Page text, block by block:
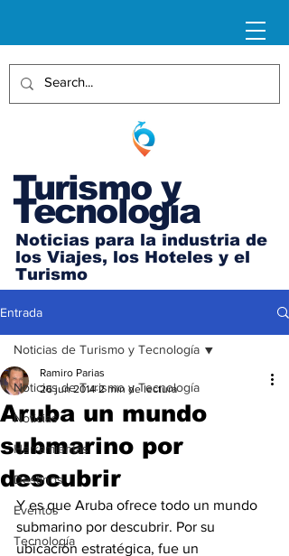
Turismo y
Tecnología
Noticias para la industria de
los Viajes, los Hoteles y el
Turismo
Entrada
Noticias de Turismo y Tecnología
Noticias
Herramientas
Destinos
Eventos
Tecnología
Noticias de Turismo y Tecnología
Aruba un mundo
submarino por
descubrir
Ramiro Parias
26 jun 2014 2 min de lectura
Y es que Aruba ofrece todo un mundo
submarino por descubrir. Por su
ubicación estratégica, fue un